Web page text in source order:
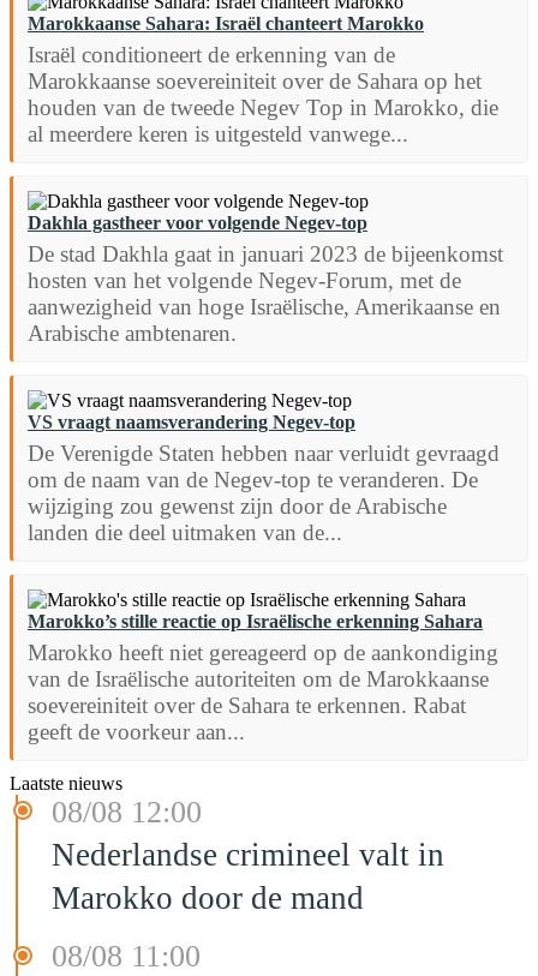
Marokkaanse Sahara: Israël chanteert Marokko
Israël conditioneert de erkenning van de
Marokkaanse soevereiniteit over de Sahara op het
houden van de tweede Negev Top in Marokko, die
al meerdere keren is uitgesteld vanwege...
Dakhla gastheer voor volgende Negev-top
De stad Dakhla gaat in januari 2023 de bijeenkomst
hosten van het volgende Negev-Forum, met de
aanwezigheid van hoge Israëlische, Amerikaanse en
Arabische ambtenaren.
VS vraagt naamsverandering Negev-top
De Verenigde Staten hebben naar verluidt gevraagd
om de naam van de Negev-top te veranderen. De
wijziging zou gewenst zijn door de Arabische
landen die deel uitmaken van de...
Marokko’s stille reactie op Israëlische erkenning Sahara
Marokko heeft niet gereageerd op de aankondiging
van de Israëlische autoriteiten om de Marokkaanse
soevereiniteit over de Sahara te erkennen. Rabat
geeft de voorkeur aan...
Laatste nieuws
08/08 12:00
Nederlandse crimineel valt in
Marokko door de mand
08/08 11:00